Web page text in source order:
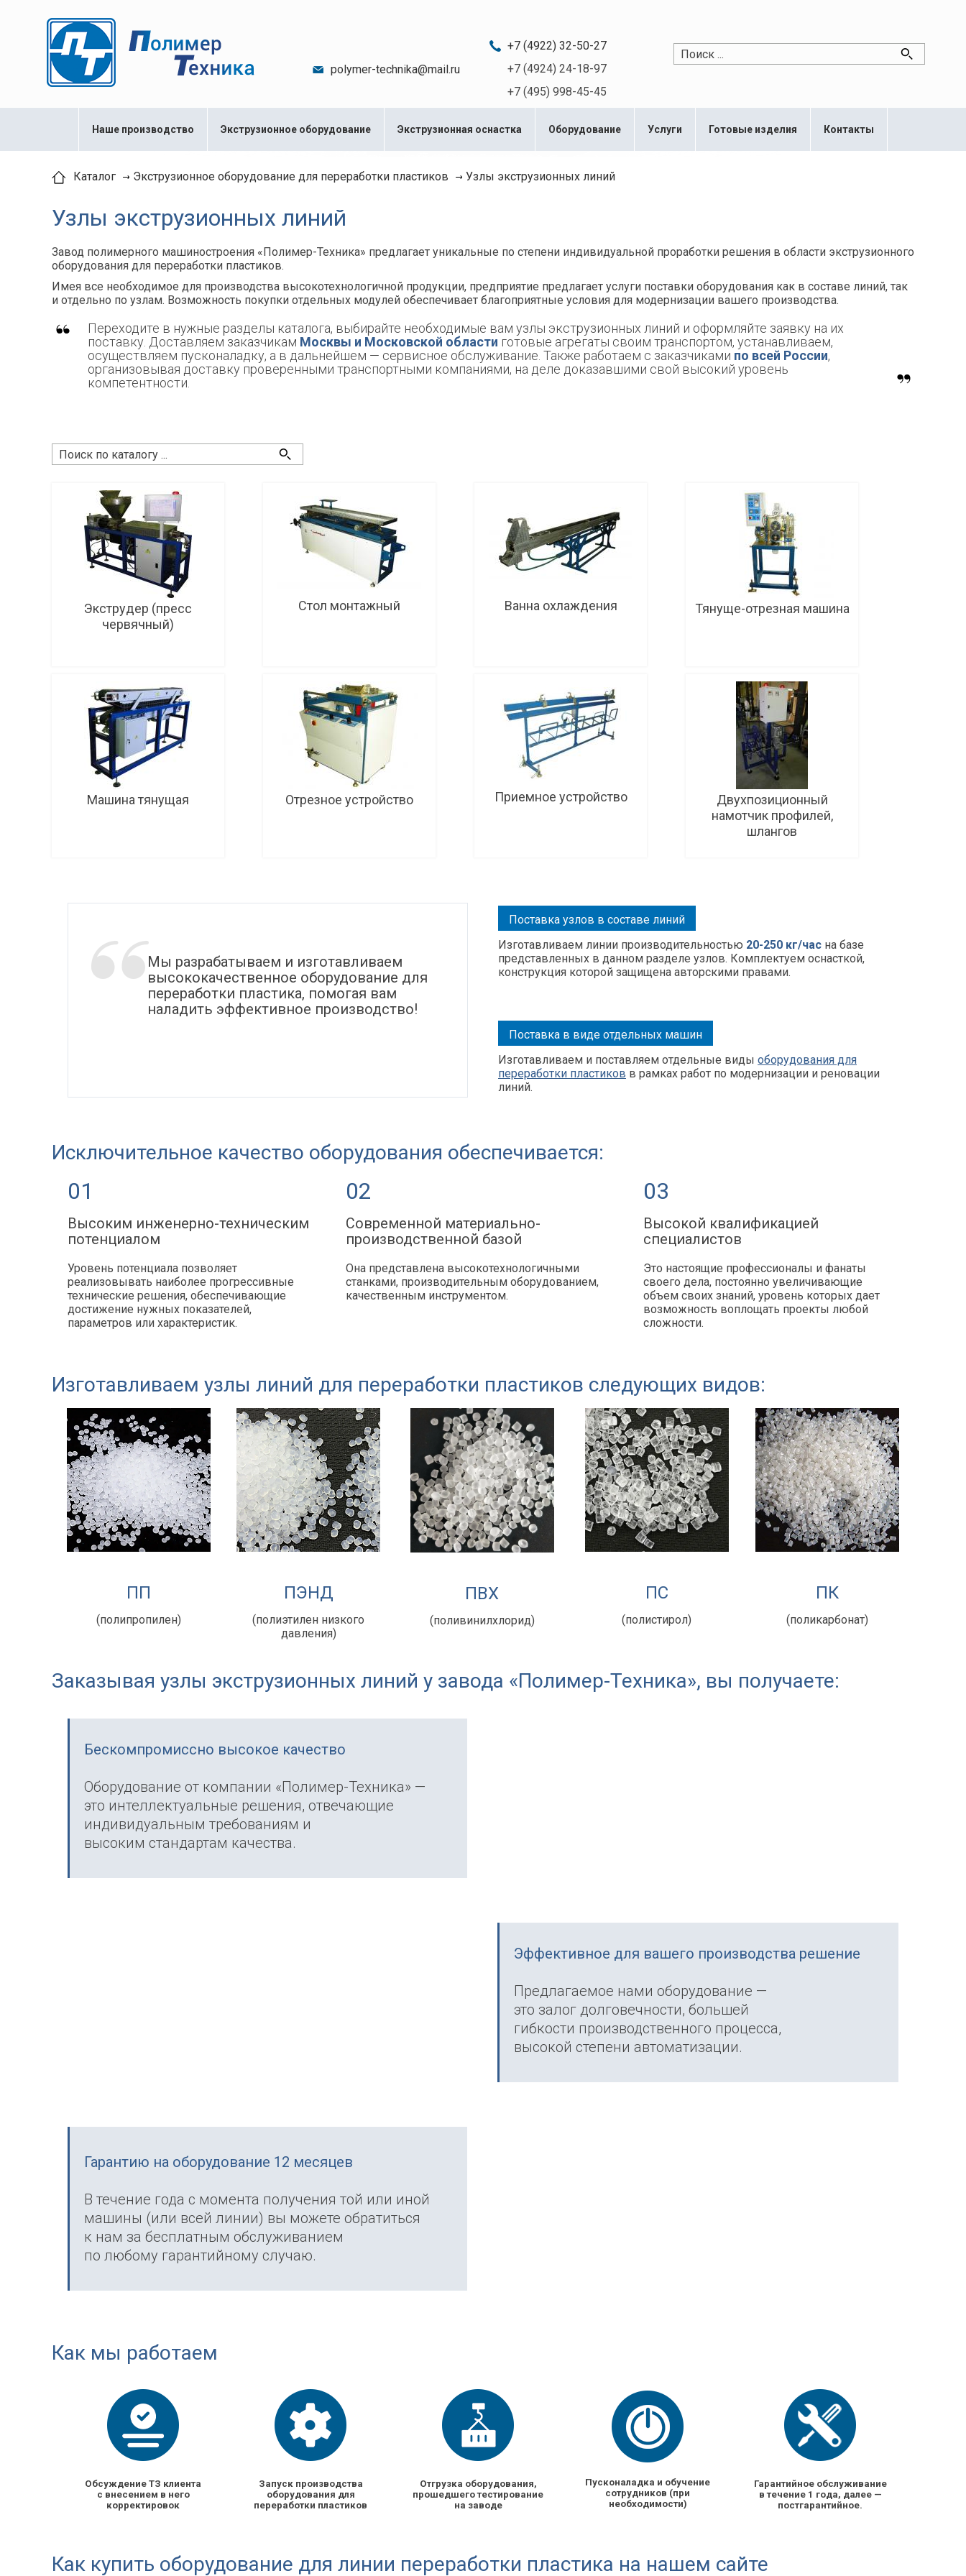
+7 (4922) 32-50-27
polymer-technika@mail.ru
+7 (4924) 24-18-97
+7 (495) 998-45-45
Наше производство Экструзионное оборудование Экструзионная оснастка Оборудование Услуги Готовые изделия Контакты
Каталог Экструзионное оборудование для переработки пластиков Узлы экструзионных линий
Узлы экструзионных линий
Завод полимерного машиностроения «Полимер-Техника» предлагает уникальные по степени индивидуальной проработки решения в области экструзионного
оборудования для переработки пластиков.
Имея все необходимое для производства высокотехнологичной продукции, предприятие предлагает услуги поставки оборудования как в составе линий, так
и отдельно по узлам. Возможность покупки отдельных модулей обеспечивает благоприятные условия для модернизации вашего производства.
Переходите в нужные разделы каталога, выбирайте необходимые вам узлы экструзионных линий и оформляйте заявку на их
поставку. Доставляем заказчикам Москвы и Московской области готовые агрегаты своим транспортом, устанавливаем,
осуществляем пусконаладку, а в дальнейшем — сервисное обслуживание. Также работаем с заказчиками по всей России,
организовывая доставку проверенными транспортными компаниями, на деле доказавшими свой высокий уровень
компетентности.
Экструдер (пресс
червячный)
Стол монтажный Ванна охлаждения Тянуще-отрезная машина
Машина тянущая Отрезное устройство Приемное устройство
Двухпозиционный
намотчик профилей,
шлангов
Мы разрабатываем и изготавливаем
высококачественное оборудование для
переработки пластика, помогая вам
наладить эффективное производство!
Поставка узлов в составе линий
Изготавливаем линии производительностью 20-250 кг/час на базе
представленных в данном разделе узлов. Комплектуем оснасткой,
конструкция которой защищена авторскими правами.
Поставка в виде отдельных машин
Изготавливаем и поставляем отдельные виды оборудования для
переработки пластиков в рамках работ по модернизации и реновации
линий.
Исключительное качество оборудования обеспечивается:
01
Высоким инженерно-техническим
потенциалом
Уровень потенциала позволяет
реализовывать наиболее прогрессивные
технические решения, обеспечивающие
достижение нужных показателей,
параметров или характеристик.
02
Современной материально-
производственной базой
Она представлена высокотехнологичными
станками, производительным оборудованием,
качественным инструментом.
03
Высокой квалификацией
специалистов
Это настоящие профессионалы и фанаты
своего дела, постоянно увеличивающие
объем своих знаний, уровень которых дает
возможность воплощать проекты любой
сложности.
Изготавливаем узлы линий для переработки пластиков следующих видов:
ПП
(полипропилен)
ПЭНД
(полиэтилен низкого
давления)
ПВХ
(поливинилхлорид)
ПС
(полистирол)
ПК
(поликарбонат)
Заказывая узлы экструзионных линий у завода «Полимер-Техника», вы получаете:
Бескомпромиссно высокое качество
Оборудование от компании «Полимер-Техника» —
это интеллектуальные решения, отвечающие
индивидуальным требованиям и
высоким стандартам качества.
Эффективное для вашего производства решение
Предлагаемое нами оборудование —
это залог долговечности, большей
гибкости производственного процесса,
высокой степени автоматизации.
Гарантию на оборудование 12 месяцев
В течение года с момента получения той или иной
машины (или всей линии) вы можете обратиться
к нам за бесплатным обслуживанием
по любому гарантийному случаю.
Как мы работаем
Обсуждение ТЗ клиента
с внесением в него
корректировок
Запуск производства
оборудования для
переработки пластиков
Отгрузка оборудования,
прошедшего тестирование
на заводе
Пусконаладка и обучение
сотрудников (при
необходимости)
Гарантийное обслуживание
в течение 1 года, далее —
постгарантийное.
Как купить оборудование для линии переработки пластика на нашем сайте